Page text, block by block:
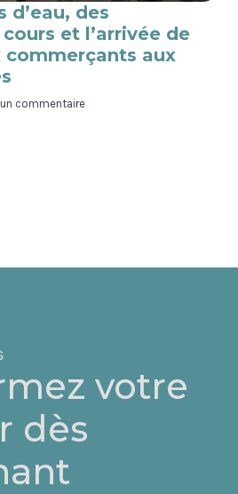
d’eau, des
et l’arrivée de
commerçants aux
commentaire
votre
dès